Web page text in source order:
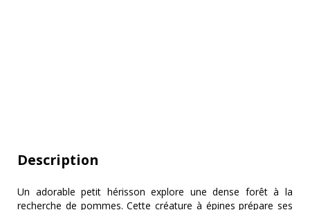
Description
Un adorable petit hérisson explore une dense forêt à la
recherche de pommes. Cette créature à épines prépare ses